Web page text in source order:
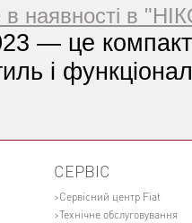
наявності в
— це
і
СЕРВІС
Сервісний центр Fiat
Технічне обслуговування